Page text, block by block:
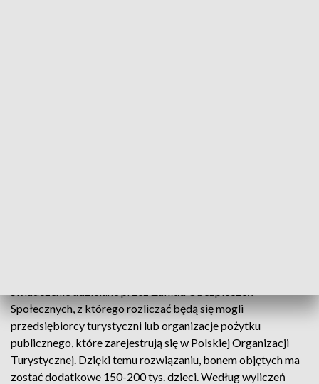
Społecznych, z którego rozliczać będą się mogli
przedsiębiorcy turystyczni lub organizacje pożytku
publicznego, które zarejestrują się w Polskiej Organizacji
Turystycznej. Dzięki temu rozwiązaniu, bonem objętych ma
zostać dodatkowe 150-200 tys. dzieci. Według wyliczeń